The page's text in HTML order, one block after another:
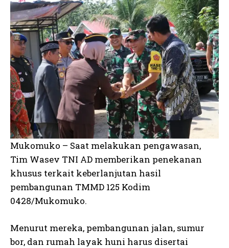
Mukomuko – Saat melakukan pengawasan,
Tim Wasev TNI AD memberikan penekanan
khusus terkait keberlanjutan hasil
pembangunan TMMD 125 Kodim
0428/Mukomuko.
Menurut mereka, pembangunan jalan, sumur
bor, dan rumah layak huni harus disertai